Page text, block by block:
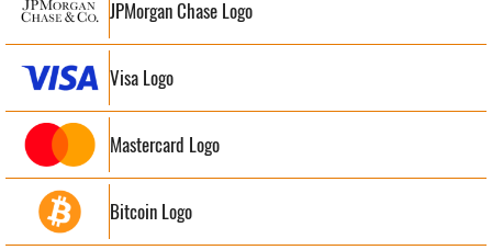
JPMorgan Chase Logo
Visa Logo
Mastercard Logo
Bitcoin Logo